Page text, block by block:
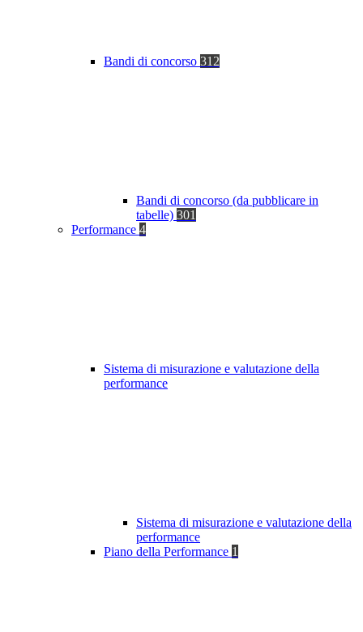
Bandi di concorso 312
Bandi di concorso (da pubblicare in
tabelle) 301
Performance 4
Sistema di misurazione e valutazione della
performance
Sistema di misurazione e valutazione della
performance
Piano della Performance 1